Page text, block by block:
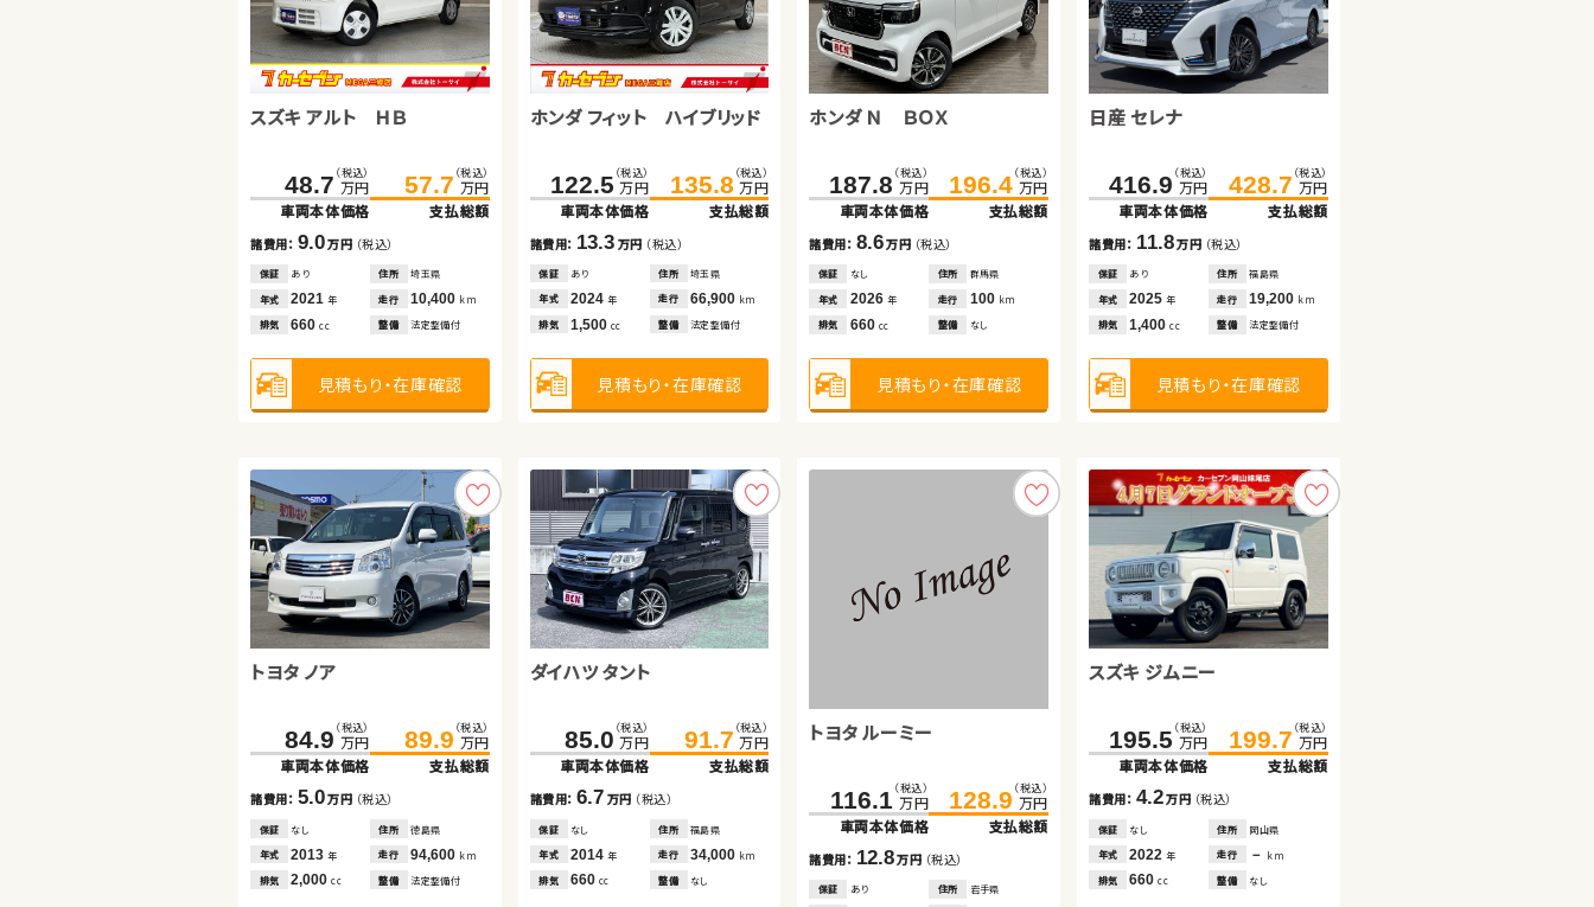
スズキ アルト ＨＢ
48.7 （税込）
万円
車両本体価格
57.7 （税込）
万円
支払総額
諸費用： 9.0万円 （税込）
保証 あり 住所
埼玉県
年式
2021年 走行 10,400 km
排気
660cc 整備 法定整備付
見積もり・在庫確認
ホンダ フィット ハイブリッド
122.5 （税込）
万円
車両本体価格
135.8 （税込）
万円
支払総額
諸費用： 13.3 万円 （税込）
保証 あり 住所
埼玉県
年式
2024年 走行 66,900 km
排気
1,500cc 整備 法定整備付
見積もり・在庫確認
ホンダ Ｎ ＢＯＸ
187.8 （税込）
万円
車両本体価格
196.4（税込）
万円
支払総額
諸費用： 8.6万円 （税込）
保証 なし 住所
群馬県
年式
2026 年 走行 100 km
排気
660 cc 整備 なし
見積もり・在庫確認
日産 セレナ
416.9 （税込）
万円
車両本体価格
428.7 （税込）
万円
支払総額
諸費用： 11.8万円 （税込）
保証 あり 住所
福島県
年式
2025年 走行 19,200 km
排気
1,400cc 整備 法定整備付
見積もり・在庫確認
トヨタ ノア
84.9 （税込）
万円
車両本体価格
89.9 （税込）
万円
支払総額
諸費用： 5.0万円 （税込）
保証 なし 住所
徳島県
年式
2013年 走行 94,600 km
排気
2,000cc 整備 法定整備付
ダイハツ タント
85.0 （税込）
万円
車両本体価格
91.7 （税込）
万円
支払総額
諸費用：6.7 万円 （税込）
保証 なし 住所
福島県
年式
2014年 走行 34,000 km
排気
660cc 整備 なし
トヨタ ルーミー
116.1 （税込）
万円
車両本体価格
128.9 （税込）
万円
支払総額
諸費用： 12.8万円 （税込）
保証 あり 住所 岩手県
スズキ ジムニー
195.5 （税込）
万円
車両本体価格
199.7 （税込）
万円
支払総額
諸費用： 4.2万円 （税込）
保証 なし 住所
岡山県
年式
2022年 走行 － km
排気
660cc 整備 なし
ダイハツ タント
123.4 （税込）
万円
車両本体価格
127.7 （税込）
万円
支払総額
諸費用： 4.3万円 （税込）
保証 なし 住所
岡山県
年式
2021年 走行 38,900 km
排気
660cc 整備 なし
見積もり・在庫確認
日産 セレナ
109.6 （税込）
万円
車両本体価格
128.8 （税込）
万円
支払総額
諸費用： 19.2 万円 （税込）
保証 なし 住所
大分県
年式
2018年 走行 95,100 km
排気
2,000cc 整備 法定整備付
見積もり・在庫確認
トヨタ ヴォクシー
217.1 （税込）
万円
車両本体価格
229.9（税込）
万円
支払総額
諸費用： 12.8万円（税込）
保証 あり 住所
岩手県
年式
2017 年 走行 72,600
排気
2,000 整備 法定整備付
見積もり・在庫確認
ホンダ フリード ハイブリッド
232.7 （税込）
万円
車両本体価格
243.7 （税込）
万円
支払総額
諸費用： 11.0万円 （税込）
保証 あり 住所
埼玉県
年式
2024年 走行 19,600 km
排気
1,500cc 整備 法定整備付
見積もり・在庫確認
スバル フォレスター ハイブリ
307.7 （税込）
万円
車両本体価格
319.8 （税込）
万円
支払総額
諸費用： 12.1万円（税込）
保証 あり 住所
埼玉県
年式
2024年 走行 15,400 km
排気
2,000cc 整備 法定整備付
トヨタ アクア
231.6 （税込）
万円
車両本体価格
240.0 （税込）
万円
支払総額
諸費用：8.4 万円 （税込）
保証 あり 住所
埼玉県
年式
2021年 走行 27,400 km
排気
1,500 整備 なし
324.9（税込）
万円
諸費用： 5.0 万円（税込）
あり
徳島県
年式
2023年 走行
トヨタ ヴェルファイア
779.7 （税込）
万円
車両本体価格
797.0 （税込）
万円
支払総額
諸費用： 17.3万円（税込）
保証 なし 住所
岡山県
年式
2024年 走行 3,900
排気
2,400 整備 法定整備付
スズキ スイフト
99.7 （税込）
万円
車両本体価格
105.9 （税込）
万円
支払総額
諸費用： 6.2万円 （税込）
保証 なし 住所
岡山県
年式
2017年 走行 72,200 km
排気
1,000 整備 法定整備付
見積もり・在庫確認
トヨタ アルファード
311.8 （税込）
万円
車両本体価格
322.7 （税込）
万円
支払総額
諸費用： 10.9 万円 （税込）
保証 あり 住所
青森県
年式
2019年 走行 89,000 km
排気
2,500cc 整備 法定整備付
見積もり・在庫確認
スズキ ワゴンＲ スマイル
155.0 （税込）
万円
車両本体価格
161.2（税込）
万円
支払総額
諸費用： 6.2万円 （税込）
保証 なし 住所
埼玉県
年式
2021 年 走行 29,200
排気
660 cc 整備 なし
見積もり・在庫確認
トヨタ アクア
98.6 万円
車両本体価格
110.0
支払総額
諸費用：11.4 （税込）
保証 なし 住所
長野県
年式
2016年 走行 45,100km
排気
1,500cc 整備 法定整備付
ダイハツ ムーヴ
91.6 万円
車両本体価格
支払総額
諸費用：6.4 万円 （税込）
保証 なし 住所 埼玉県
トヨタ ノア
205.3 万円
車両本体価格
219.5
支払総額
諸費用：14.2 （税込）
保証 あり 住所 岩手県
トヨタ プリウス
279.7 （税込）
万円
車両本体価格
285.4 （税込）
万円
支払総額
諸費用： 5.7 万円（税込）
保証 なし 住所 岡山県
トヨタ ヴェルファイア ハイブ
リッド
584.5 万円
車両本体価格
599.8
支払総額
諸費用：15.3 （税込）
保証 あり 住所 秋田県
ホンダ フィット
81.6 （税込）
万円
車両本体価格
93.2 （税込）
万円
支払総額
諸費用： 11.6 万円 （税込）
保証 あり 住所
青森県
年式
2015年 走行 84,800 km
排気
1,300cc 整備 法定整備付
見積もり・在庫確認
日産 エクストレイル
114.9 （税込）
万円
車両本体価格
119.9（税込）
万円
支払総額
諸費用： 5.0万円 （税込）
保証 なし 住所
徳島県
年式
2016 年 走行 59,300
排気
2,000 整備 法定整備付
見積もり・在庫確認